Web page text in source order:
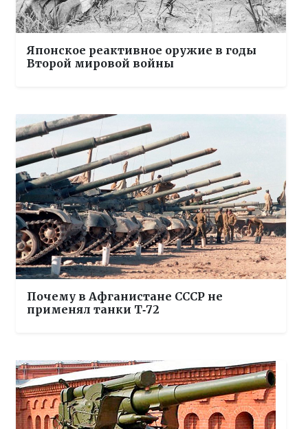
Японское реактивное оружие в годы
Второй мировой войны
Почему в Афганистане СССР не
применял танки Т‑72